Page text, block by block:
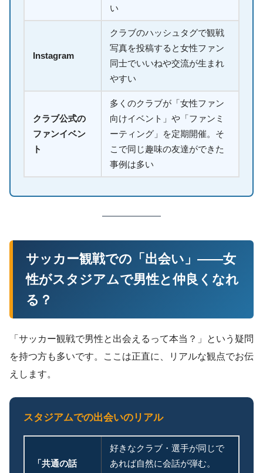
い
Instagram
クラブのハッシュタグで観戦
写真を投稿すると女性ファン
同士でいいねや交流が生まれ
やすい
クラブ公式の
ファンイベン
ト
多くのクラブが「女性ファン
向けイベント」や「ファンミ
ーティング」を定期開催。そ
こで同じ趣味の友達ができた
事例は多い
サッカー観戦での「出会い」——女
性がスタジアムで男性と仲良くなれ
る？
「サッカー観戦で男性と出会えるって本当？」という疑問
を持つ方も多いです。ここは正直に、リアルな観点でお伝
えします。
スタジアムでの出会いのリアル
「共通の話
好きなクラブ・選手が同じで
あれば自然に会話が弾む。